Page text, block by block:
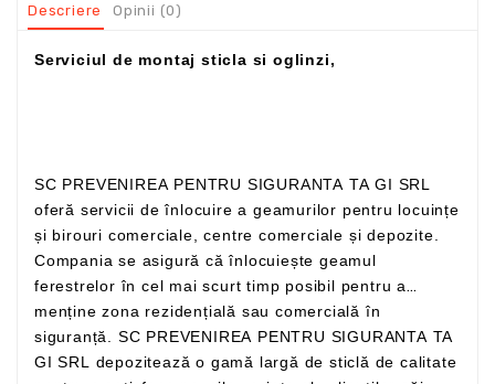
Descriere Opinii (0)
Serviciul de montaj sticla si oglinzi,
SC PREVENIREA PENTRU SIGURANTA TA GI SRL
oferă servicii de înlocuire a geamurilor pentru locuințe
și birouri comerciale, centre comerciale și depozite.
Compania se asigură că înlocuiește geamul
ferestrelor în cel mai scurt timp posibil pentru a
menține zona rezidențială sau comercială în
siguranță. SC PREVENIREA PENTRU SIGURANTA TA
GI SRL depozitează o gamă largă de sticlă de calitate